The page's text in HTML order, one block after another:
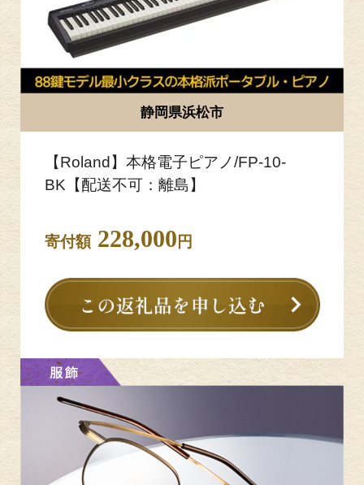
静岡県浜松市
【Roland】本格電子ピアノ/FP-10-
BK【配送不可：離島】
寄付額228,000 円